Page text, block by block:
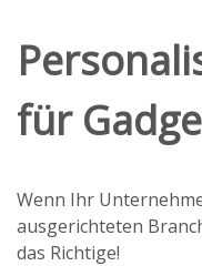
für
Wenn Ihr
ausgerichteten
das Richtige!